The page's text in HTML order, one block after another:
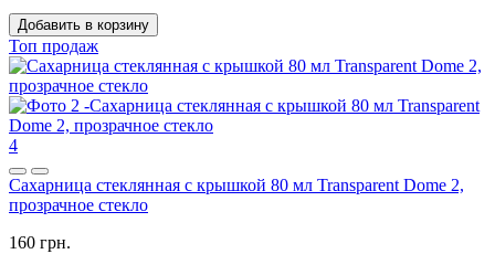
Добавить в корзину
Топ продаж
4
Сахарница стеклянная с крышкой 80 мл Transparent Dome 2,
прозрачное стекло
160 грн.